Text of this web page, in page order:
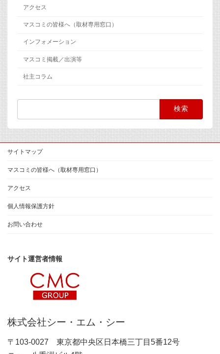
アクセス
マスコミの皆様へ（取材専用窓口）
インフォメーション
マスコミ掲載／出演等
社主コラム
検
サイトマップ
マスコミの皆様へ（取材専用窓口）
アクセス
個人情報保護方針
お問い合わせ
サイト運営者情報
株式会社シー・エム・シー
〒103-0027 東京都中央区日本橋三丁目5番12号